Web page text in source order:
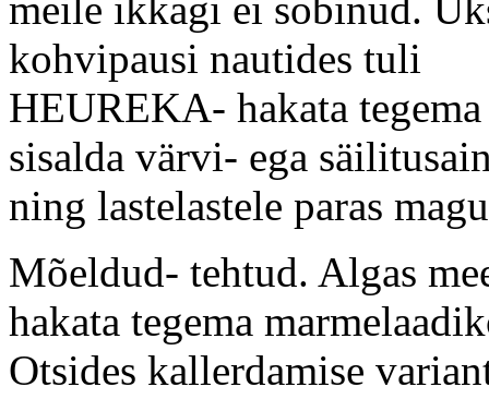
kohvipausi nautides tuli
HEUREKA- hakata
sisalda värvi- ega
ning lastelastele paras
Mõeldud- tehtud. Algas
hakata tegema
Otsides kallerdamise